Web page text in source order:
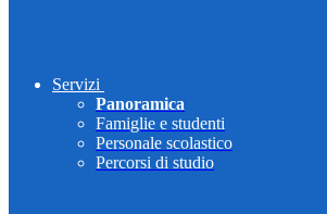
Servizi
Panoramica
Famiglie e studenti
Personale scolastico
Percorsi di studio